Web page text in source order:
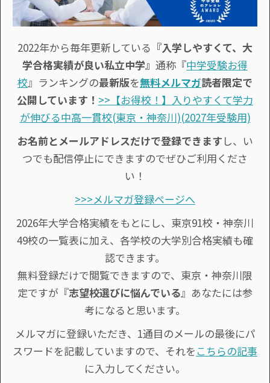
2022年から毎年更新している 『入学しやすくて、大
学合格実績が良い私立中学』 通称『中学受験お得
校』ランキングの最新版を無料メルマガ読者限定で
公開しています！ >>【お得校！】入りやすくて学力
が伸びる中高一貫校(東京・神奈川)(2027年受験用)
お名前とメールアドレスだけで登録できます し、い
つでも配信停止にできますのでぜひご利用くださ
い！
>>>メルマガ登録ページへ
2026年大学合格実績をもとにし、東京91校・神奈川
49校の一覧表に加え、各学校の大学別合格実績も確
認できます。
無料登録だけで閲覧できますので、東京・神奈川限
定ですが『志望校選びに悩んでいる』あなたには参
考になると思います。
メルマガに登録いただき、1通目のメールの最後にパ
スワードを記載していますので、それを こちらの記事
に入力してください。